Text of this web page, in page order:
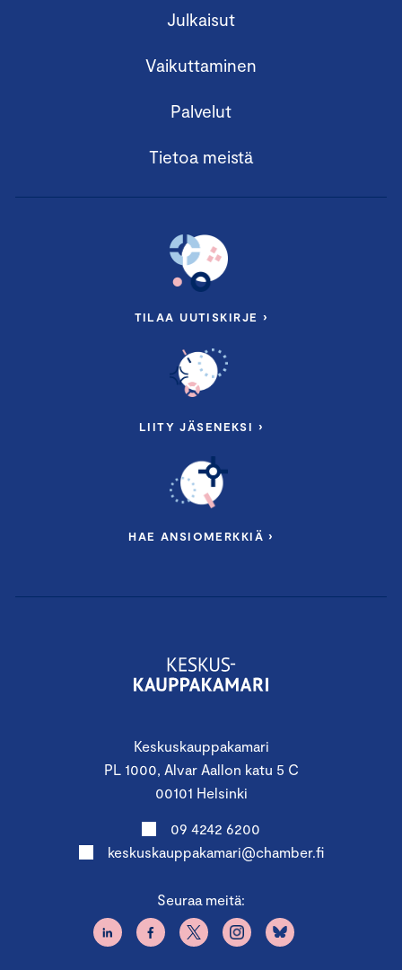
Keskuskauppakamari
PL 1000, Alvar Aallon katu 5 C
00101 Helsinki
09 4242 6200
keskuskauppakamari@chamber.fi
Seuraa meitä:
Julkaisut
Vaikuttaminen
Palvelut
Tietoa meistä
TILAA UUTISKIRJE ›
LIITY JÄSENEKSI ›
HAE ANSIOMERKKIÄ ›